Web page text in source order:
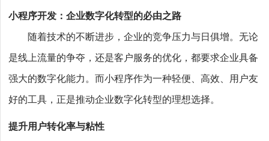
小程序开发：企业数字化转型的必由之路
随着技术的不断进步，企业的竞争压力与日俱增。无论
是线上流量的争夺，还是客户服务的优化，都要求企业具备
强大的数字化能力。而小程序作为一种轻便、高效、用户友
好的工具，正是推动企业数字化转型的理想选择。
提升用户转化率与粘性